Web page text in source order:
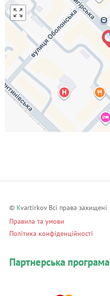
© Kvartirkov Всі права захищені
Правила та умови
Політика конфіденційності
Партнерська програма